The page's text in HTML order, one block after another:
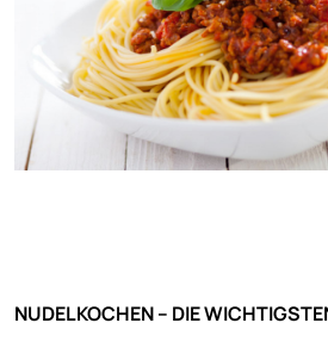
NUDELKOCHEN – DIE